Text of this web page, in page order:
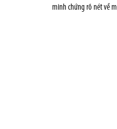
minh chứng rõ nét về